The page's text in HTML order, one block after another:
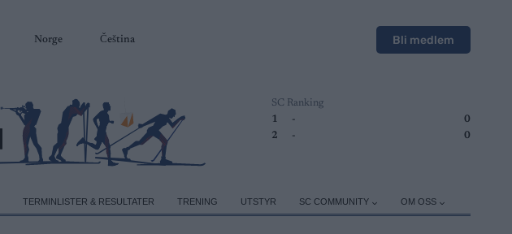
Norge Čeština Bli medlem
SC Ranking
1
-
0
2
- 0
TERMINLISTER & RESULTATER TRENING UTSTYR SC COMMUNITY OM OSS